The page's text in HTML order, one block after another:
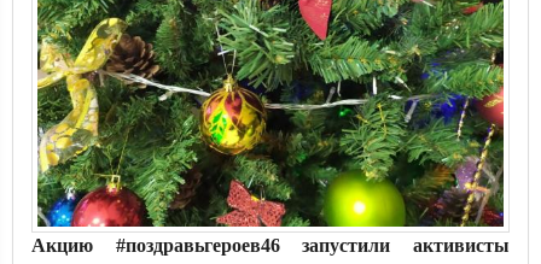
Акцию #поздравьгероев46 запустили активисты